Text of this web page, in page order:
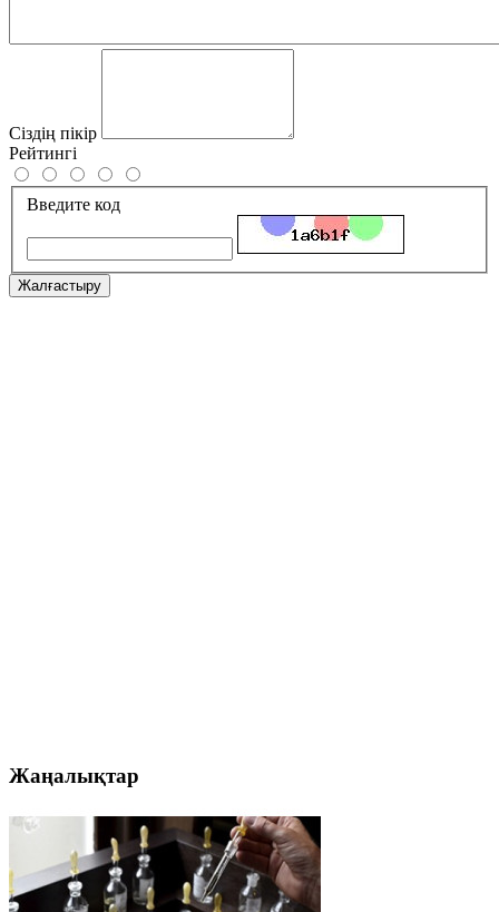
Сіздің пікір
Рейтингі
Введите код
Жалғастыру
Жаңалықтар